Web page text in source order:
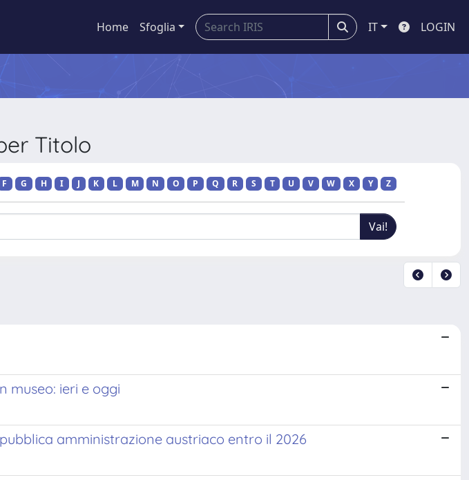
Home Sfoglia IT LOGIN
Titolo
F G H I J K L M N O P Q R S T U V W X Y Z
museo: ieri e oggi
amministrazione austriaco entro il 2026